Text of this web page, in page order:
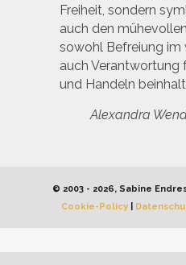
Freiheit, sondern
auch den
sowohl Befreiung im
auch Verantwortung
und Handeln
Alexandra
© 2003 - 2026, Sabine
Cookie-Policy